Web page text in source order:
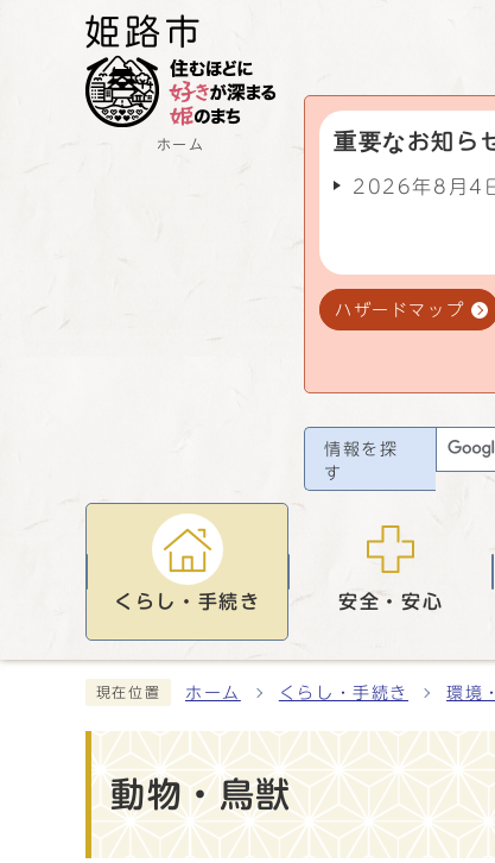
ホーム 重要なお知ら
2026年8月4
ハザードマップ
情報を探
す
くらし・手続き 安全・安心
現在位置 ホーム くらし・手続き 環境
動物・鳥獣